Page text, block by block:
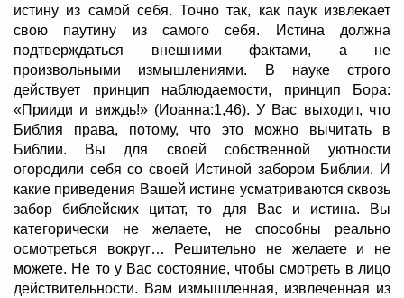
истину из самой себя. Точно так, как паук извлекает
свою паутину из самого себя. Истина должна
подтверждаться внешними фактами, а не
произвольными измышлениями. В науке строго
действует принцип наблюдаемости, принцип Бора:
«Прииди и виждь!» (Иоанна:1,46). У Вас выходит, что
Библия права, потому, что это можно вычитать в
Библии. Вы для своей собственной уютности
огородили себя со своей Истиной забором Библии. И
какие приведения Вашей истине усматриваются сквозь
забор библейских цитат, то для Вас и истина. Вы
категорически не желаете, не способны реально
осмотреться вокруг… Решительно не желаете и не
можете. Не то у Вас состояние, чтобы смотреть в лицо
действительности. Вам измышленная, извлеченная из